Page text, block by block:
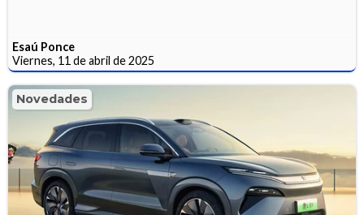
Esaú Ponce
Viernes, 11 de abril de 2025
Novedades